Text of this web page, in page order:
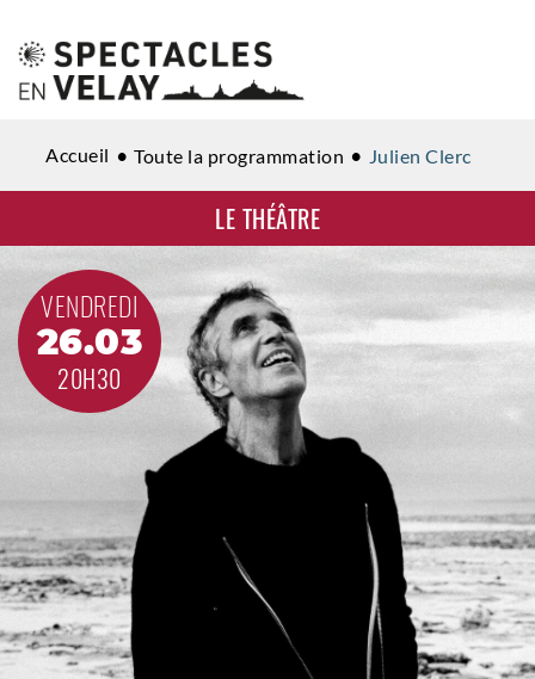
LE THÉÂTRE
Accueil Toute la programmation Julien Clerc
VENDREDI
26.03
20H30